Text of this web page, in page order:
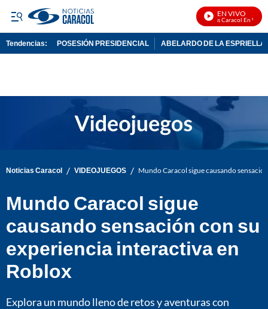
EN VIVO
Noticias Caracol En Vivo
Tendencias: POSESIÓN PRESIDENCIAL ABELARDO DE LA ESPRIELLA
Noticias Caracol / VIDEOJUEGOS / Mundo Caracol sigue causando
Mundo Caracol sigue
causando sensación con su
experiencia interactiva en
Roblox
Explora un mundo lleno de retos y aventuras con